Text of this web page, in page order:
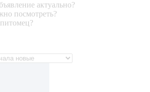
актуально?
посмотреть?